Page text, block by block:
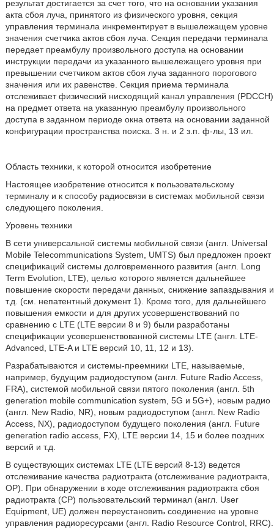
результат достигается за счет того, что на основании указания
акта сбоя луча, принятого из физического уровня, секция
управления терминала инкрементирует в вышележащем уровне
значения счетчика актов сбоя луча. Секция передачи терминала
передает преамбулу произвольного доступа на основании
инструкции передачи из указанного вышележащего уровня при
превышении счетчиком актов сбоя луча заданного порогового
значения или их равенстве. Секция приема терминала
отслеживает физический нисходящий канал управления (PDCCH)
на предмет ответа на указанную преамбулу произвольного
доступа в заданном периоде окна ответа на основании заданной
конфигурации пространства поиска. 3 н. и 2 з.п. ф-лы, 13 ил.
Область техники, к которой относится изобретение
Настоящее изобретение относится к пользовательскому
терминалу и к способу радиосвязи в системах мобильной связи
следующего поколения.
Уровень техники
В сети универсальной системы мобильной связи (англ. Universal
Mobile Telecommunications System, UMTS) был предложен проект
спецификаций системы долговременного развития (англ. Long
Term Evolution, LTE), целью которого является дальнейшее
повышение скорости передачи данных, снижение запаздывания и
т.д. (см. непатентный документ 1). Кроме того, для дальнейшего
повышения емкости и для других усовершенствований по
сравнению с LTE (LTE версии 8 и 9) были разработаны
спецификации усовершенствованной системы LTE (англ. LTE-
Advanced, LTE-A и LTE версий 10, 11, 12 и 13).
Разрабатываются и системы-преемники LTE, называемые,
например, будущим радиодоступом (англ. Future Radio Access,
FRA), системой мобильной связи пятого поколения (англ. 5th
generation mobile communication system, 5G и 5G+), новым радио
(англ. New Radio, NR), новым радиодоступом (англ. New Radio
Access, NX), радиодоступом будущего поколения (англ. Future
generation radio access, FX), LTE версии 14, 15 и более поздних
версий и т.д.
В существующих системах LTE (LTE версий 8-13) ведется
отслеживание качества радиотракта (отслеживание радиотракта,
ОР). При обнаружении в ходе отслеживания радиотракта сбоя
радиотракта (CP) пользовательский терминал (англ. User
Equipment, UE) должен переустановить соединение на уровне
управления радиоресурсами (англ. Radio Resource Control, RRC).